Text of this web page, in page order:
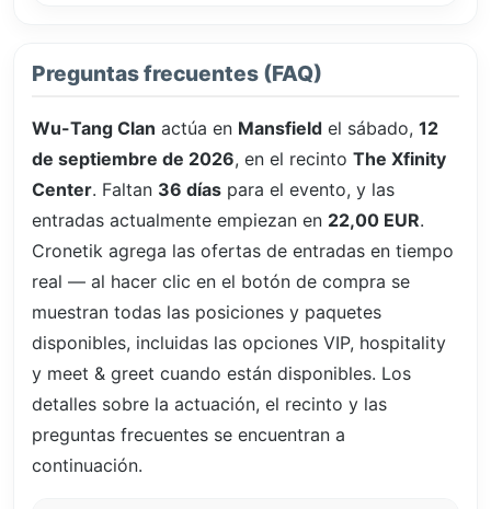
Preguntas frecuentes (FAQ)
Wu-Tang Clan actúa en Mansfield el sábado, 12
de septiembre de 2026, en el recinto The Xfinity
Center. Faltan 36 días para el evento, y las
entradas actualmente empiezan en 22,00 EUR.
Cronetik agrega las ofertas de entradas en tiempo
real — al hacer clic en el botón de compra se
muestran todas las posiciones y paquetes
disponibles, incluidas las opciones VIP, hospitality
y meet & greet cuando están disponibles. Los
detalles sobre la actuación, el recinto y las
preguntas frecuentes se encuentran a
continuación.